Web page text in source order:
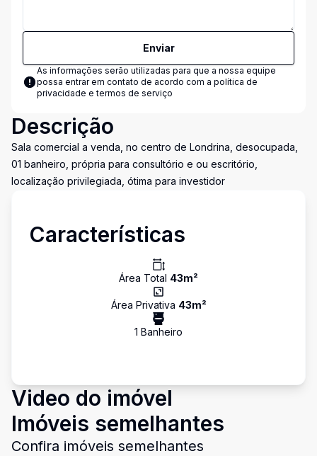
Enviar
As informações serão utilizadas para que a nossa equipe
possa entrar em contato de acordo com a política de
privacidade e termos de serviço
Descrição
Sala comercial a venda, no centro de Londrina, desocupada,
01 banheiro, própria para consultório e ou escritório,
localização privilegiada, ótima para investidor
Características
Área Total 43m²
Área Privativa 43m²
1 Banheiro
Video do imóvel
Imóveis semelhantes
Confira imóveis semelhantes